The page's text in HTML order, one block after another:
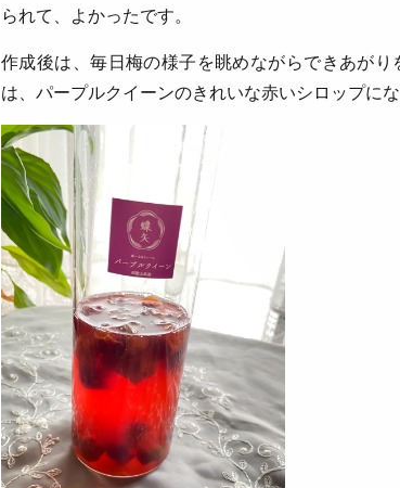
られて、よかったです。
作成後は、毎日梅の様子を眺めながらできあが
は、パープルクイーンのきれいな赤いシロップにな